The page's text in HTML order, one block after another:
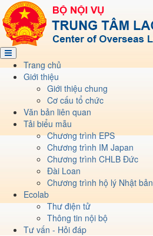
Trang chủ
Giới thiệu
Giới thiệu chung
Cơ cấu tổ chức
Văn bản liên quan
Tải biểu mẫu
Chương trình EPS
Chương trình IM Japan
Chương trình CHLB Đức
Đài Loan
Chương trình hộ lý Nhật bản
Ecolab
Thư điện tử
Thông tin nội bộ
Tư vấn - Hỏi đáp